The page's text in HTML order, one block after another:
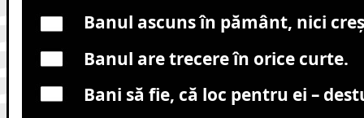
Banul ascuns în pământ, nici
Banul are trecere în orice curte.
Bani să fie, că loc pentru ei –